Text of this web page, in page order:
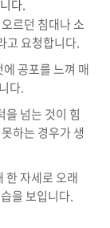
다.
르던 침대나 소
고 요청합니다.
공포를 느껴 매
다.
을 넘는 것이 힘
하는 경우가 생
한 자세로 오래
을 보입니다.